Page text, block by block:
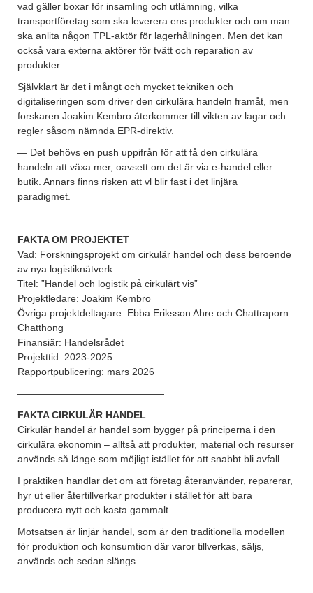
vad gäller boxar för insamling och utlämning, vilka
transportföretag som ska leverera ens produkter och om man
ska anlita någon TPL-aktör för lagerhållningen. Men det kan
också vara externa aktörer för tvätt och reparation av
produkter.
Självklart är det i mångt och mycket tekniken och
digitaliseringen som driver den cirkulära handeln framåt, men
forskaren Joakim Kembro återkommer till vikten av lagar och
regler såsom nämnda EPR-direktiv.
— Det behövs en push uppifrån för att få den cirkulära
handeln att växa mer, oavsett om det är via e-handel eller
butik. Annars finns risken att vl blir fast i det linjära
paradigmet.
———————————————
FAKTA OM PROJEKTET
Vad: Forskningsprojekt om cirkulär handel och dess beroende
av nya logistiknätverk
Titel: ”Handel och logistik på cirkulärt vis”
Projektledare: Joakim Kembro
Övriga projektdeltagare: Ebba Eriksson Ahre och Chattraporn
Chatthong
Finansiär: Handelsrådet
Projekttid: 2023-2025
Rapportpublicering: mars 2026
———————————————
FAKTA CIRKULÄR HANDEL
Cirkulär handel är handel som bygger på principerna i den
cirkulära ekonomin – alltså att produkter, material och resurser
används så länge som möjligt istället för att snabbt bli avfall.
I praktiken handlar det om att företag återanvänder, reparerar,
hyr ut eller återtillverkar produkter i stället för att bara
producera nytt och kasta gammalt.
Motsatsen är linjär handel, som är den traditionella modellen
för produktion och konsumtion där varor tillverkas, säljs,
används och sedan slängs.